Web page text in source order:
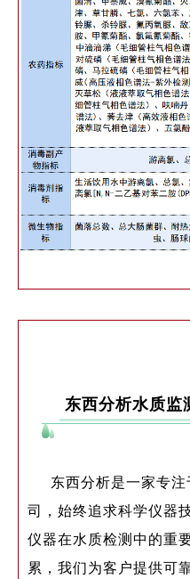
东西分析水质监
东西分析是一家专
司，始终追求科学仪器
仪器在水质检测中的重
累，我们为客户提供可